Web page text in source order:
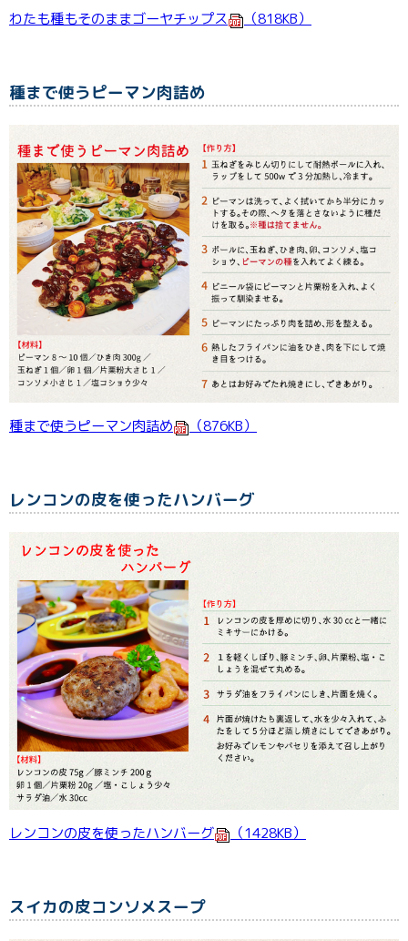
わたも種もそのままゴーヤチップス （818KB）
種まで使うピーマン肉詰め
種まで使うピーマン肉詰め （876KB）
レンコンの皮を使ったハンバーグ
レンコンの皮を使ったハンバーグ （1428KB）
スイカの皮コンソメスープ